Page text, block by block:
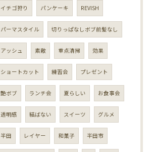
イチゴ狩り パンケーキ REVISH
パーマスタイル 切りっぱなしボブ前髪なし
アッシュ 素敵 重点清掃 効果
ショートカット 練習会 プレゼント
艶ボブ ランチ会 夏らしい お食事会
透明感 結ばない スイーツ グルメ
半田 レイヤー 和菓子 半田市